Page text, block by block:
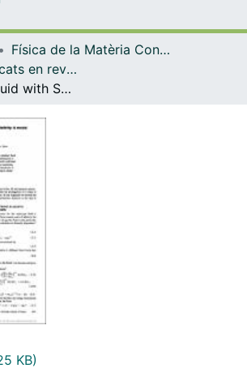
Navega per tot el DD
Com publicar
Física de la Matèria Condensada
Articles publicats en revistes (Física de la Matèria Condensada)
Anisotropic fluid with SU(2) type structure in general relativity: A model of localized matter
KB)